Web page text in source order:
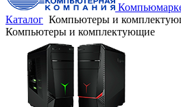
Каталог Компьютеры и
Компьютеры и комплектующие